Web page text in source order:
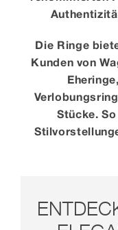
Die Ringe
Kunden von
Stücke.